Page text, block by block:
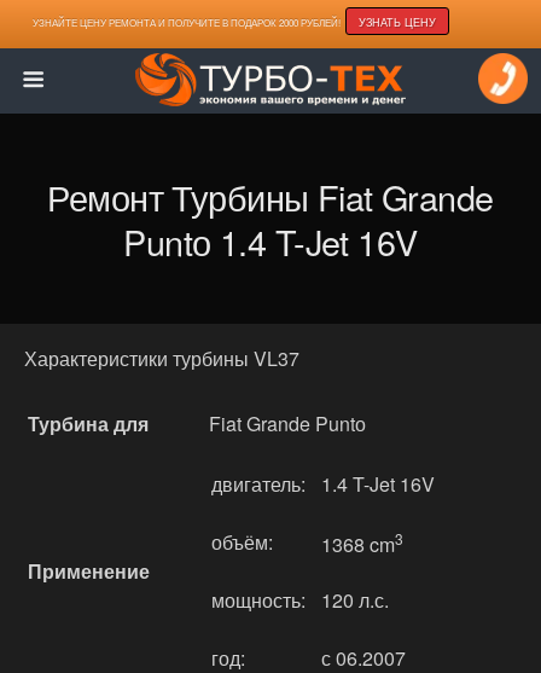
УЗНАЙТЕ ЦЕНУ РЕМОНТА И ПОЛУЧИТЕ В ПОДАРОК 2000 РУБЛЕЙ! УЗНАТЬ ЦЕНУ
Ремонт Турбины Fiat Grande
Puntо 1.4 T-Jet 16V
Характеристики турбины VL37
Турбина для Fiat Grande Puntо
Применение
двигатель: 1.4 T-Jet 16V
объём: 1368 cm3
мощность: 120 л.с.
год: с 06.2007